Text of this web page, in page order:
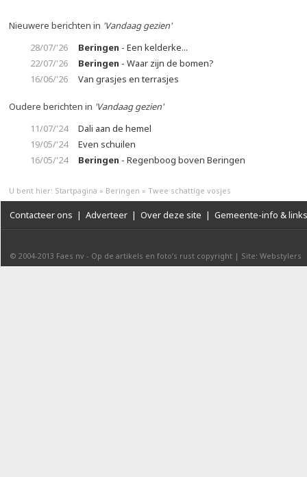
Nieuwere berichten in 'Vandaag gezien'
28/07/'26
Beringen - Een kelderke...
22/07/'26
Beringen - Waar zijn de bomen?
16/06/'26
Van grasjes en terrasjes
Oudere berichten in 'Vandaag gezien'
11/07/'24
Dali aan de hemel
19/05/'24
Even schuilen
16/05/'24
Beringen - Regenboog boven Beringen
U bent hier: Startpagina » Beringen » Twee schattige vosjes
Contacteer ons | Adverteer | Over deze site | Gemeente-info & links
© 2004-2013 Faes nv - Op de artikels en foto’s rust copyright | Site: Webstylers